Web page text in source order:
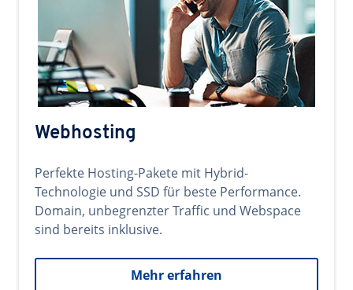
Webhosting
Perfekte Hosting-Pakete mit Hybrid-
Technologie und SSD für beste Performance.
Domain, unbegrenzter Traffic und Webspace
sind bereits inklusive.
Mehr erfahren